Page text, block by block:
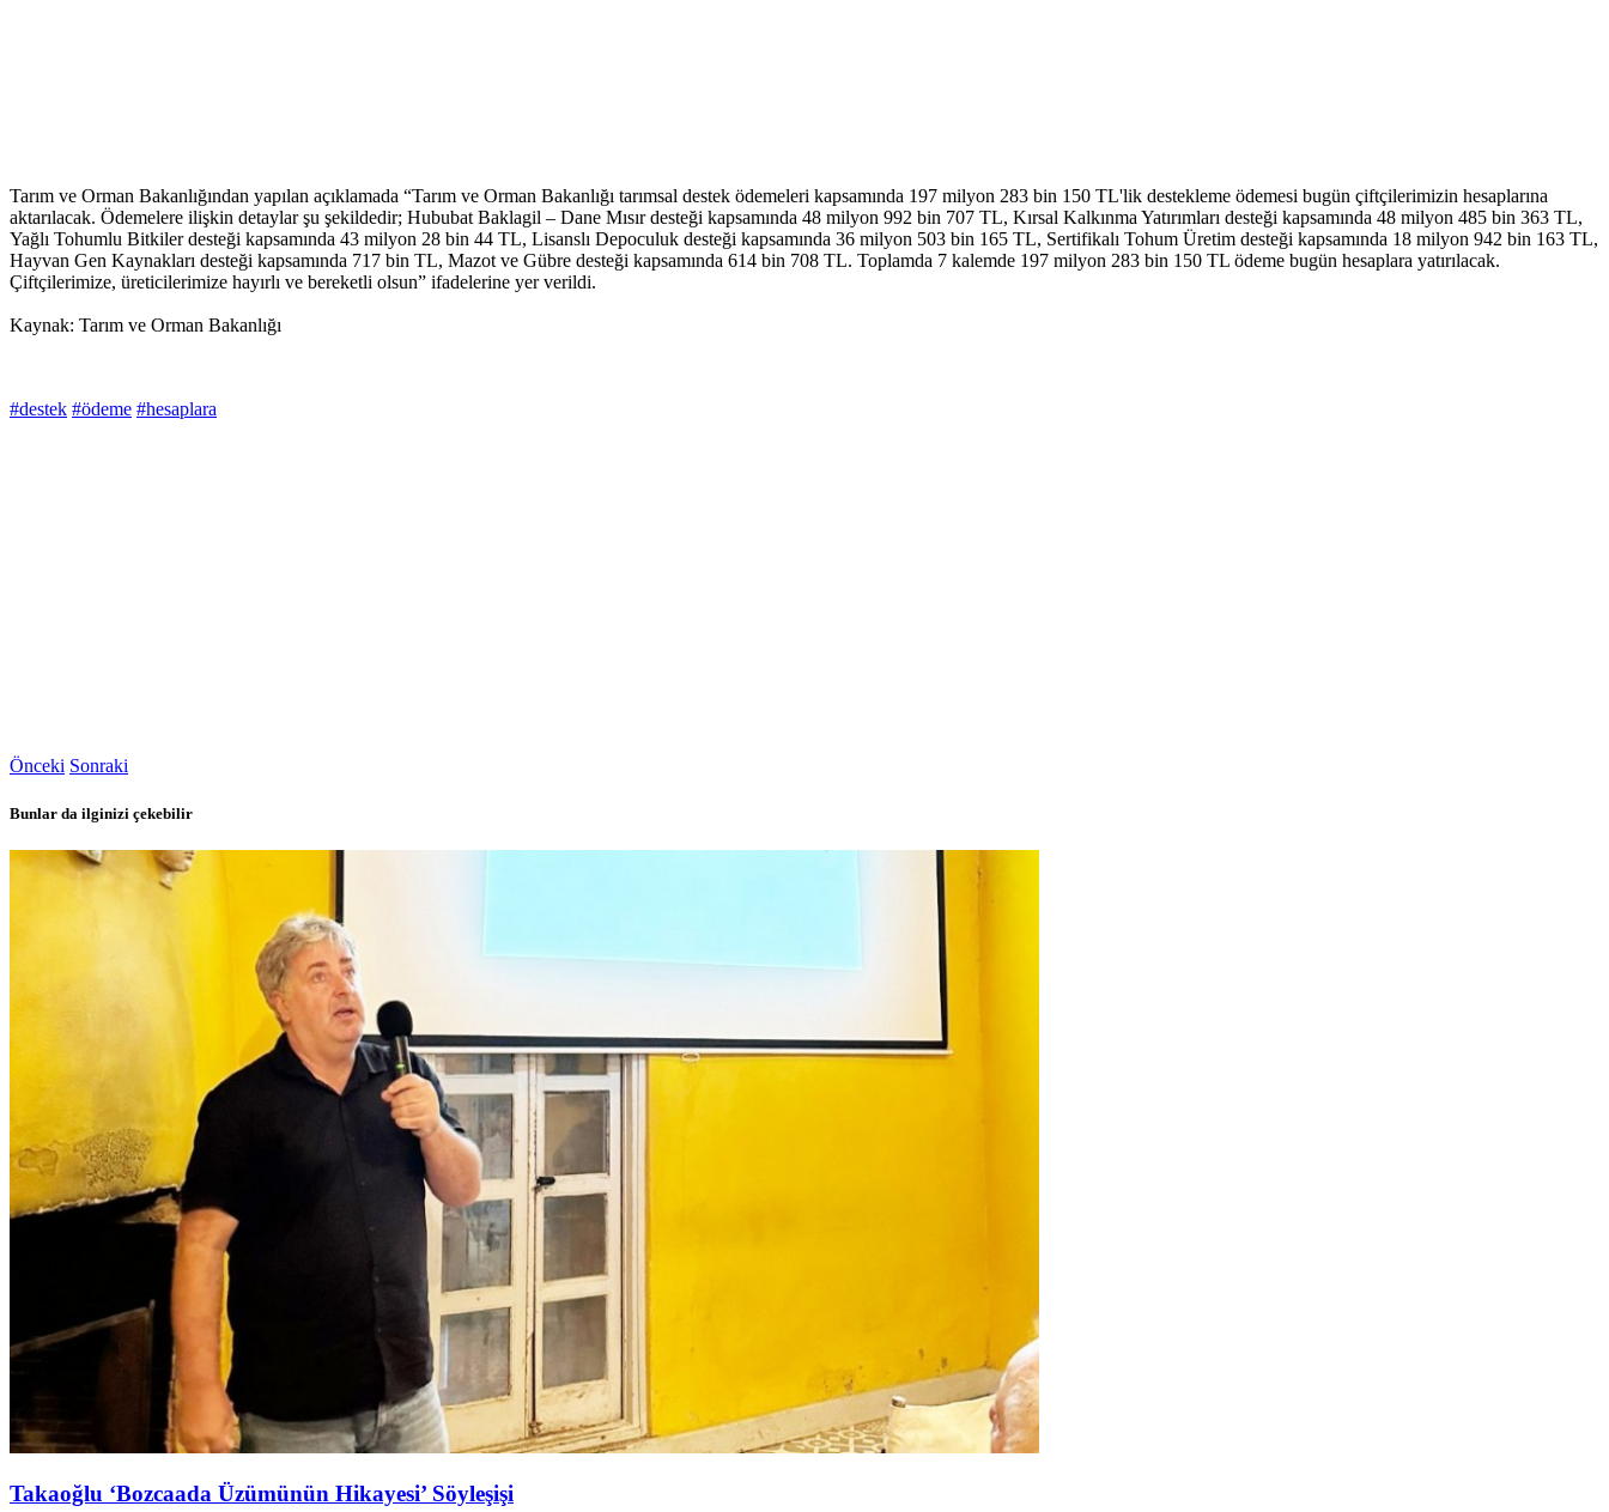
Tarım ve Orman Bakanlığından yapılan açıklamada “Tarım ve Orman Bakanlığı tarımsal destek ödemeleri kapsamında 197 milyon 283 bin 150 TL'lik destekleme ödemesi bugün çiftçilerimizin hesaplarına
aktarılacak. Ödemelere ilişkin detaylar şu şekildedir; Hububat Baklagil – Dane Mısır desteği kapsamında 48 milyon 992 bin 707 TL, Kırsal Kalkınma Yatırımları desteği kapsamında 48 milyon 485 bin 363 TL,
Yağlı Tohumlu Bitkiler desteği kapsamında 43 milyon 28 bin 44 TL, Lisanslı Depoculuk desteği kapsamında 36 milyon 503 bin 165 TL, Sertifikalı Tohum Üretim desteği kapsamında 18 milyon 942 bin 163 TL,
Hayvan Gen Kaynakları desteği kapsamında 717 bin TL, Mazot ve Gübre desteği kapsamında 614 bin 708 TL. Toplamda 7 kalemde 197 milyon 283 bin 150 TL ödeme bugün hesaplara yatırılacak.
Çiftçilerimize, üreticilerimize hayırlı ve bereketli olsun” ifadelerine yer verildi.
Kaynak: Tarım ve Orman Bakanlığı
#destek #ödeme #hesaplara
Önceki Sonraki
Bunlar da ilginizi çekebilir
Takaoğlu ‘Bozcaada Üzümünün Hikayesi’ Söyleşişi